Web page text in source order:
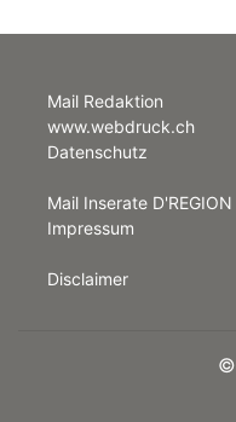
Mail Redaktion
www.webdruck.ch
Datenschutz
Mail Inserate D'REGION
Impressum
Disclaimer
©